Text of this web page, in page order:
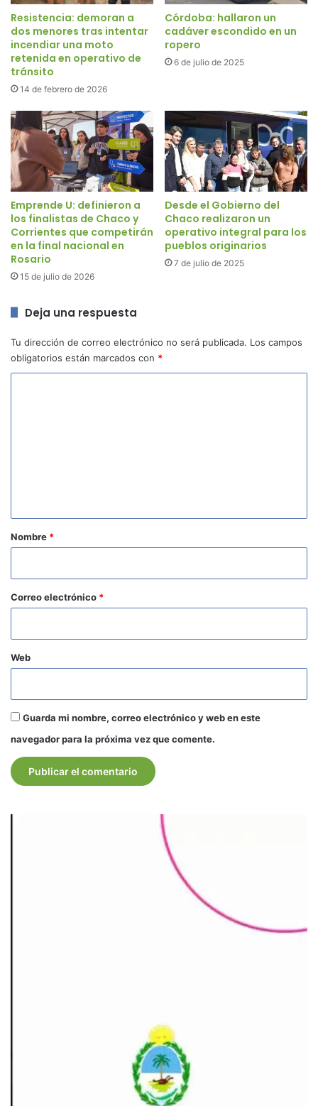
Resistencia: demoran a
dos menores tras intentar
incendiar una moto
retenida en operativo de
tránsito
14 de febrero de 2026
Córdoba: hallaron un
cadáver escondido en un
ropero
6 de julio de 2025
Emprende U: definieron a
los finalistas de Chaco y
Corrientes que competirán
en la final nacional en
Rosario
15 de julio de 2026
Desde el Gobierno del
Chaco realizaron un
operativo integral para los
pueblos originarios
7 de julio de 2025
Deja una respuesta
Tu dirección de correo electrónico no será publicada. Los campos
obligatorios están marcados con *
r
*
Nombre *
Correo electrónico *
Web
Guarda mi nombre, correo electrónico y web en este
navegador para la próxima vez que comente.